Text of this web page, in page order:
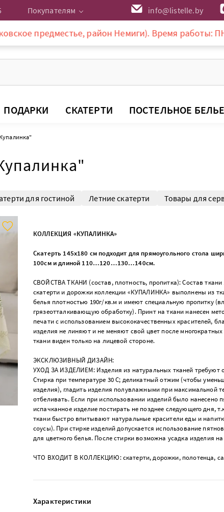
Покупателям info@listelle.by
район Немиги). Время работы: ПН-СБ: 10-
ПОДАРКИ СКАТЕРТИ ПОСТЕЛЬНОЕ БЕЛЬЕ
для гостиной Летние скатерти Товары для
КОЛЛЕКЦИЯ «КУПАЛИНКА»
Скатерть 145х180 см подходит для прямоугольного стола
100см и длиной 110…120…130…140см.
СВОЙСТВА ТКАНИ (состав, плотность, пропитка): Состав ткани
скатерти и дорожки коллекции «КУПАЛИНКА» выполнены из
белья плотностью 190г/кв.м и имеют специальную пропитку
грязеотталкивающую обработку). Принт на ткани нанесен
печати с использованием высококачественных красителей,
изделия не линяют и не меняют свой цвет после многократных
ткани виден только на лицевой стороне.
ЭКСКЛЮЗИВНЫЙ ДИЗАЙН:
УХОД ЗА ИЗДЕЛИЕМ: Изделия из натуральных тканей требуют
Стирка при температуре 30 С; деликатный отжим (чтобы
изделия), гладить изделия полувлажными при максимальной
отбеливать. Если при использовании изделий было нанесено
испачканное изделие постирать не позднее следующего дня,
ткани быстро впитывают натуральные красители еды и
соусы). При стирке изделий допускается использование
для цветного белья. После стирки возможна усадка изделия на
ЧТО ВХОДИТ В КОЛЛЕКЦИЮ: скатерти, дорожки, полотенца,
Характеристики